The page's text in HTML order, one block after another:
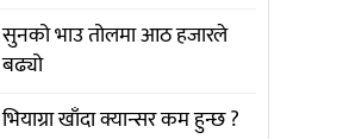
सुनको भाउ तोलमा आठ हजारले
बढ्यो
भियाग्रा खाँदा क्यान्सर कम हुन्छ ?